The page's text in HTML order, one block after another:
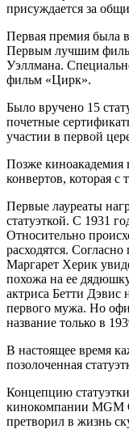
присуждается за
Первая премия была
Первым лучшим
Уэллмана.
фильм «Цирк».
Было вручено 15
почетные
участии в первой
Позже киноакадемия
конвертов, которая с
Первые лауреаты
статуэткой. С 1931
Относительно
расходятся.
Маргарет Херик
похожа на ее
актриса Бетти Дэвис
первого мужа. Но
название только в
В настоящее время
позолоченная
Концепцию
кинокомпании MGM
претворил в жизнь